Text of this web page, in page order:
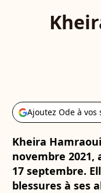
Ajoutez Ode à
Kheira
novembre
17 septembre.
blessures à ses